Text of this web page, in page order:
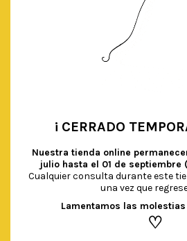
AÑADIR AL
¡ CERRADO
Nuestra tienda online
julio hasta el 01 de septiembre
Cualquier consulta durante este
una vez que
Lamentamos las
♡